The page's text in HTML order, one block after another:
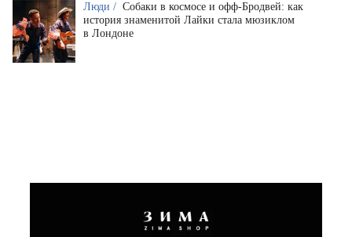
Люди / Собаки в космосе и офф-Бродвей: как
история знаменитой Лайки стала мюзиклом
в Лондоне